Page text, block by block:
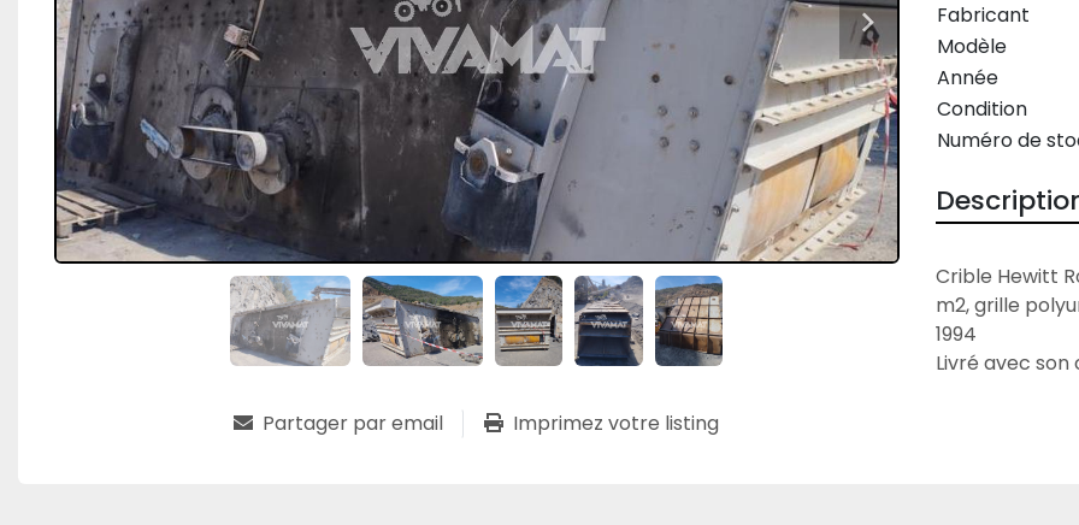
Partager par email Imprimez votre listing
Fabricant
Modèle
Année
Condition
Numéro de
Crible Hewitt
m2, grille
1994
Livré avec son